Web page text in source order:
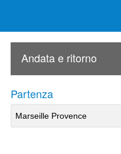
Andata e ritorno
Partenza